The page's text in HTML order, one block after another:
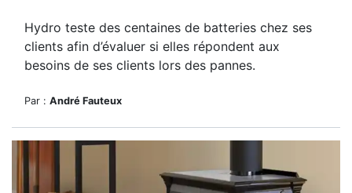
Hydro teste des centaines de batteries chez ses
clients afin d’évaluer si elles répondent aux
besoins de ses clients lors des pannes.
Par : André Fauteux